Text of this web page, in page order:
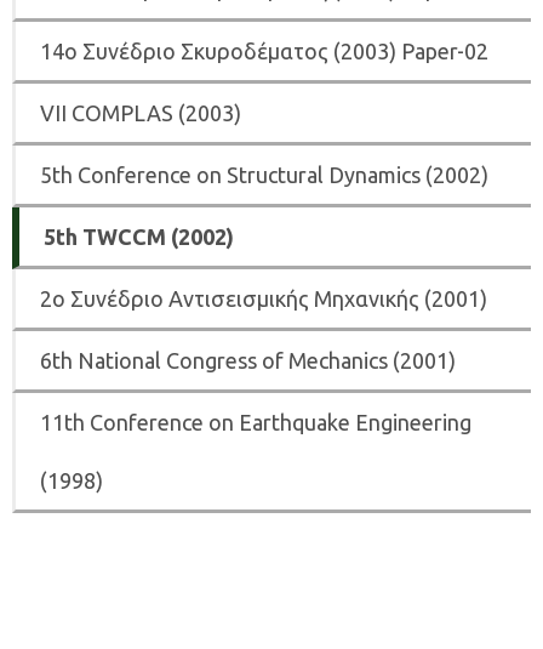
14ο Συνέδριο Σκυροδέματος (2003) Paper-02
VII COMPLAS (2003)
5th Conference on Structural Dynamics (2002)
5th ΤWCCM (2002)
2ο Συνέδριο Αντισεισμικής Μηχανικής (2001)
6th National Congress of Mechanics (2001)
11th Conference on Earthquake Engineering
(1998)